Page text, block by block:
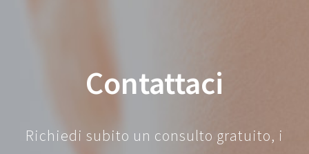
Contattaci
Richiedi subito un consulto gratuito, i